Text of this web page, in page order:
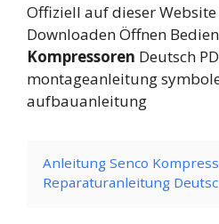
Offiziell auf dieser
Downloaden Öffnen
Kompressoren Deutsch
montageanleitung
aufbauanleitung
Anleitung Senco
Reparaturanleitung